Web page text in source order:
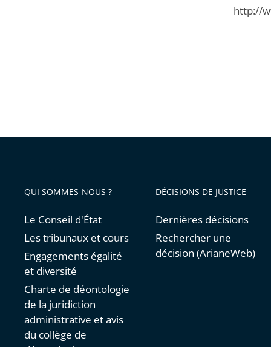
http://
QUI SOMMES-NOUS ?
Le Conseil d'État
Les tribunaux et cours
Engagements égalité
et diversité
Charte de déontologie
de la juridiction
administrative et avis
du collège de
DÉCISIONS DE JUSTICE
Dernières décisions
Rechercher une
décision (ArianeWeb)